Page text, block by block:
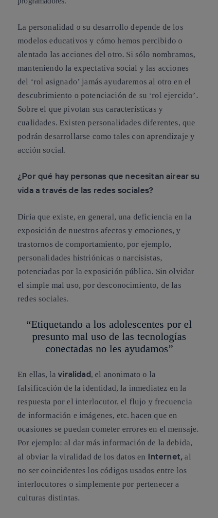
La personalidad o su desarrollo depende de los
modelos educativos y cómo hemos percibido o
alentado las acciones del otro. Si sólo nombramos,
manteniendo la expectativa social y las acciones
del ‘rol asignado’ jamás ayudaremos al otro en el
descubrimiento o potenciación de su ‘rol ejercido’.
Sobre el que pivotan sus características y
cualidades. Existen personalidades diferentes, que
podrán desarrollarse como tales con aprendizaje y
acción social.
¿Por qué hay personas que necesitan airear su
vida a través de las redes sociales?
Diría que existe, en general, una deficiencia en la
exposición de nuestros afectos y emociones, y
trastornos de comportamiento, por ejemplo,
personalidades histriónicas o narcisistas,
potenciadas por la exposición pública. Sin olvidar
el simple mal uso, por desconocimiento, de las
redes sociales.
“Etiquetando a los adolescentes por el
presunto mal uso de las tecnologías
conectadas no les ayudamos”
En ellas, laviralidad, el anonimato o la
falsificación de la identidad, la inmediatez en la
respuesta por el interlocutor, el flujo y frecuencia
de información e imágenes, etc. hacen que en
ocasiones se puedan cometer errores en el mensaje.
Por ejemplo: al dar más información de la debida,
al obviar la viralidad de los datos en Internet,al
no ser coincidentes los códigos usados entre los
interlocutores o simplemente por pertenecer a
culturas distintas.